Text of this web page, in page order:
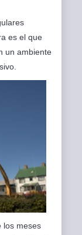
es el que
un ambiente
los meses